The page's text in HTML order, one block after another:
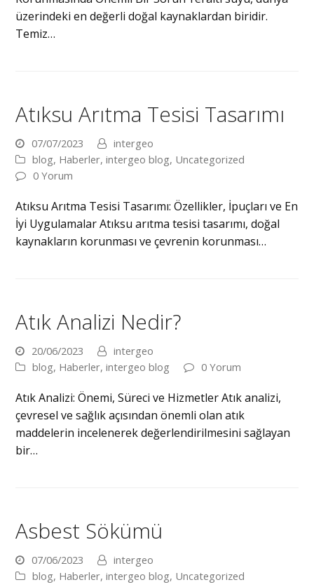
üzerindeki en değerli doğal kaynaklardan biridir.
Temiz…
Atıksu Arıtma Tesisi Tasarımı
07/07/2023
intergeo
blog, Haberler,intergeo blog, Uncategorized
0 Yorum
Atıksu Arıtma Tesisi Tasarımı: Özellikler, İpuçları ve En
İyi Uygulamalar Atıksu arıtma tesisi tasarımı, doğal
kaynakların korunması ve çevrenin korunması…
Atık Analizi Nedir?
20/06/2023
intergeo
blog, Haberler,intergeo blog 0 Yorum
Atık Analizi: Önemi, Süreci ve Hizmetler Atık analizi,
çevresel ve sağlık açısından önemli olan atık
maddelerin incelenerek değerlendirilmesini sağlayan
bir…
Asbest Sökümü
07/06/2023
intergeo
blog, Haberler,intergeo blog, Uncategorized